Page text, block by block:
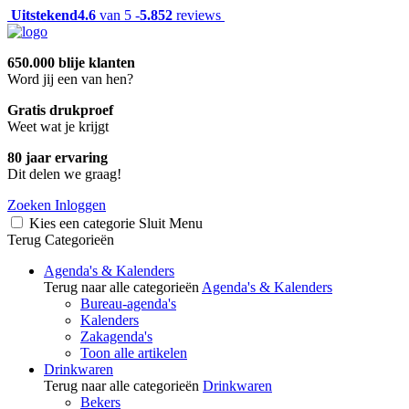
Uitstekend4.6 van 5 -5.852 reviews
650.000 blije klanten
Word jij een van hen?
Gratis drukproef
Weet wat je krijgt
80 jaar ervaring
Dit delen we graag!
Zoeken Inloggen
Kies een categorie Sluit Menu
Terug Categorieën
Agenda's & Kalenders
Terug naar alle categorieën Agenda's & Kalenders
Bureau-agenda's
Kalenders
Zakagenda's
Toon alle artikelen
Drinkwaren
Terug naar alle categorieën Drinkwaren
Bekers